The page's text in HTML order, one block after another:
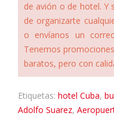
de avión o de hotel. Y
de organizarte
o envíanos un
Tenemos
baratos, pero con
Etiquetas: hotel Cuba,
Adolfo Suarez,